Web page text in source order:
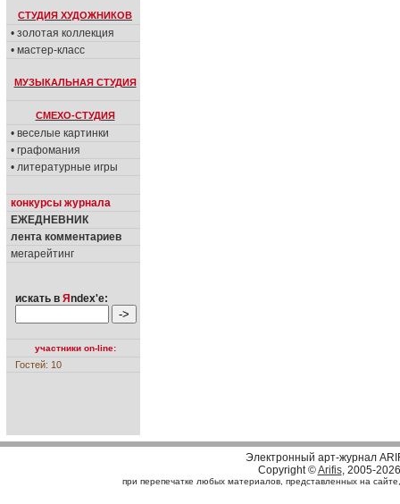
СТУДИЯ ХУДОЖНИКОВ
• золотая коллекция
• мастер-класс
МУЗЫКАЛЬНАЯ СТУДИЯ
СМЕХО-СТУДИЯ
• веселые картинки
• графомания
• литературные игры
конкурсы журнала
ЕЖЕДНЕВНИК
лента комментариев
мегарейтинг
искать в Я ndex'е:
участники on-line:
Гостей: 10
Электронный арт-журнал
Copyright ©Arifis, 2005-2026
при перепечатке любых материалов, представленных на